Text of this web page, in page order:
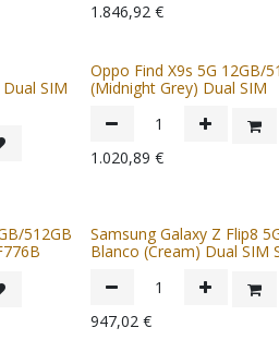
1.846,92€
SIM
Oppo Find X9s 5G 12GB/
(Midnight Grey) Dual SIM
1.020,89 €
512GB
Samsung Galaxy Z Flip8
Blanco (Cream) Dual SIM
947,02€